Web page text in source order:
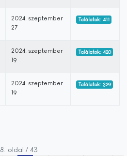
2024. szeptember
27
Találatok: 411
2024. szeptember
19
Találatok: 420
2024. szeptember
19
Találatok: 329
8. oldal / 43